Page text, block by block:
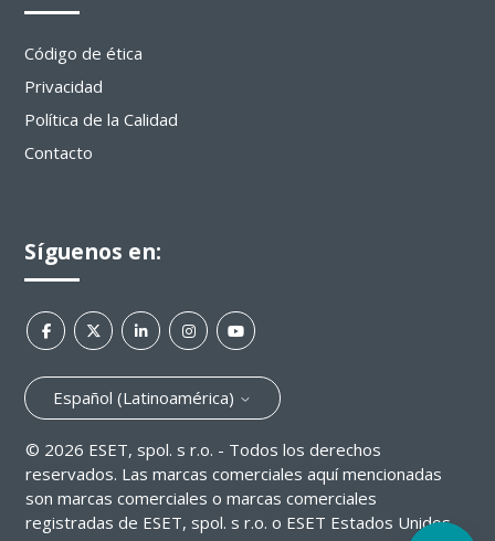
Código de ética
Privacidad
Política de la Calidad
Contacto
Síguenos en:
Español (Latinoamérica)
© 2026 ESET, spol. s r.o. - Todos los derechos
reservados. Las marcas comerciales aquí mencionadas
son marcas comerciales o marcas comerciales
registradas de ESET, spol. s r.o. o ESET Estados Unidos.